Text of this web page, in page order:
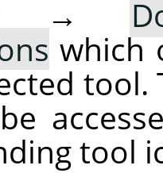
→
which
tool.
tool